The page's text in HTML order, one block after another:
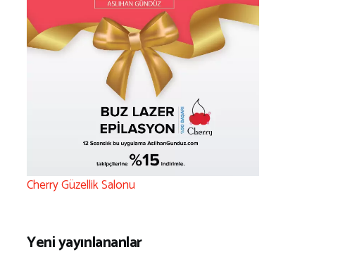
Cherry Güzellik Salonu
Yeni yayınlananlar